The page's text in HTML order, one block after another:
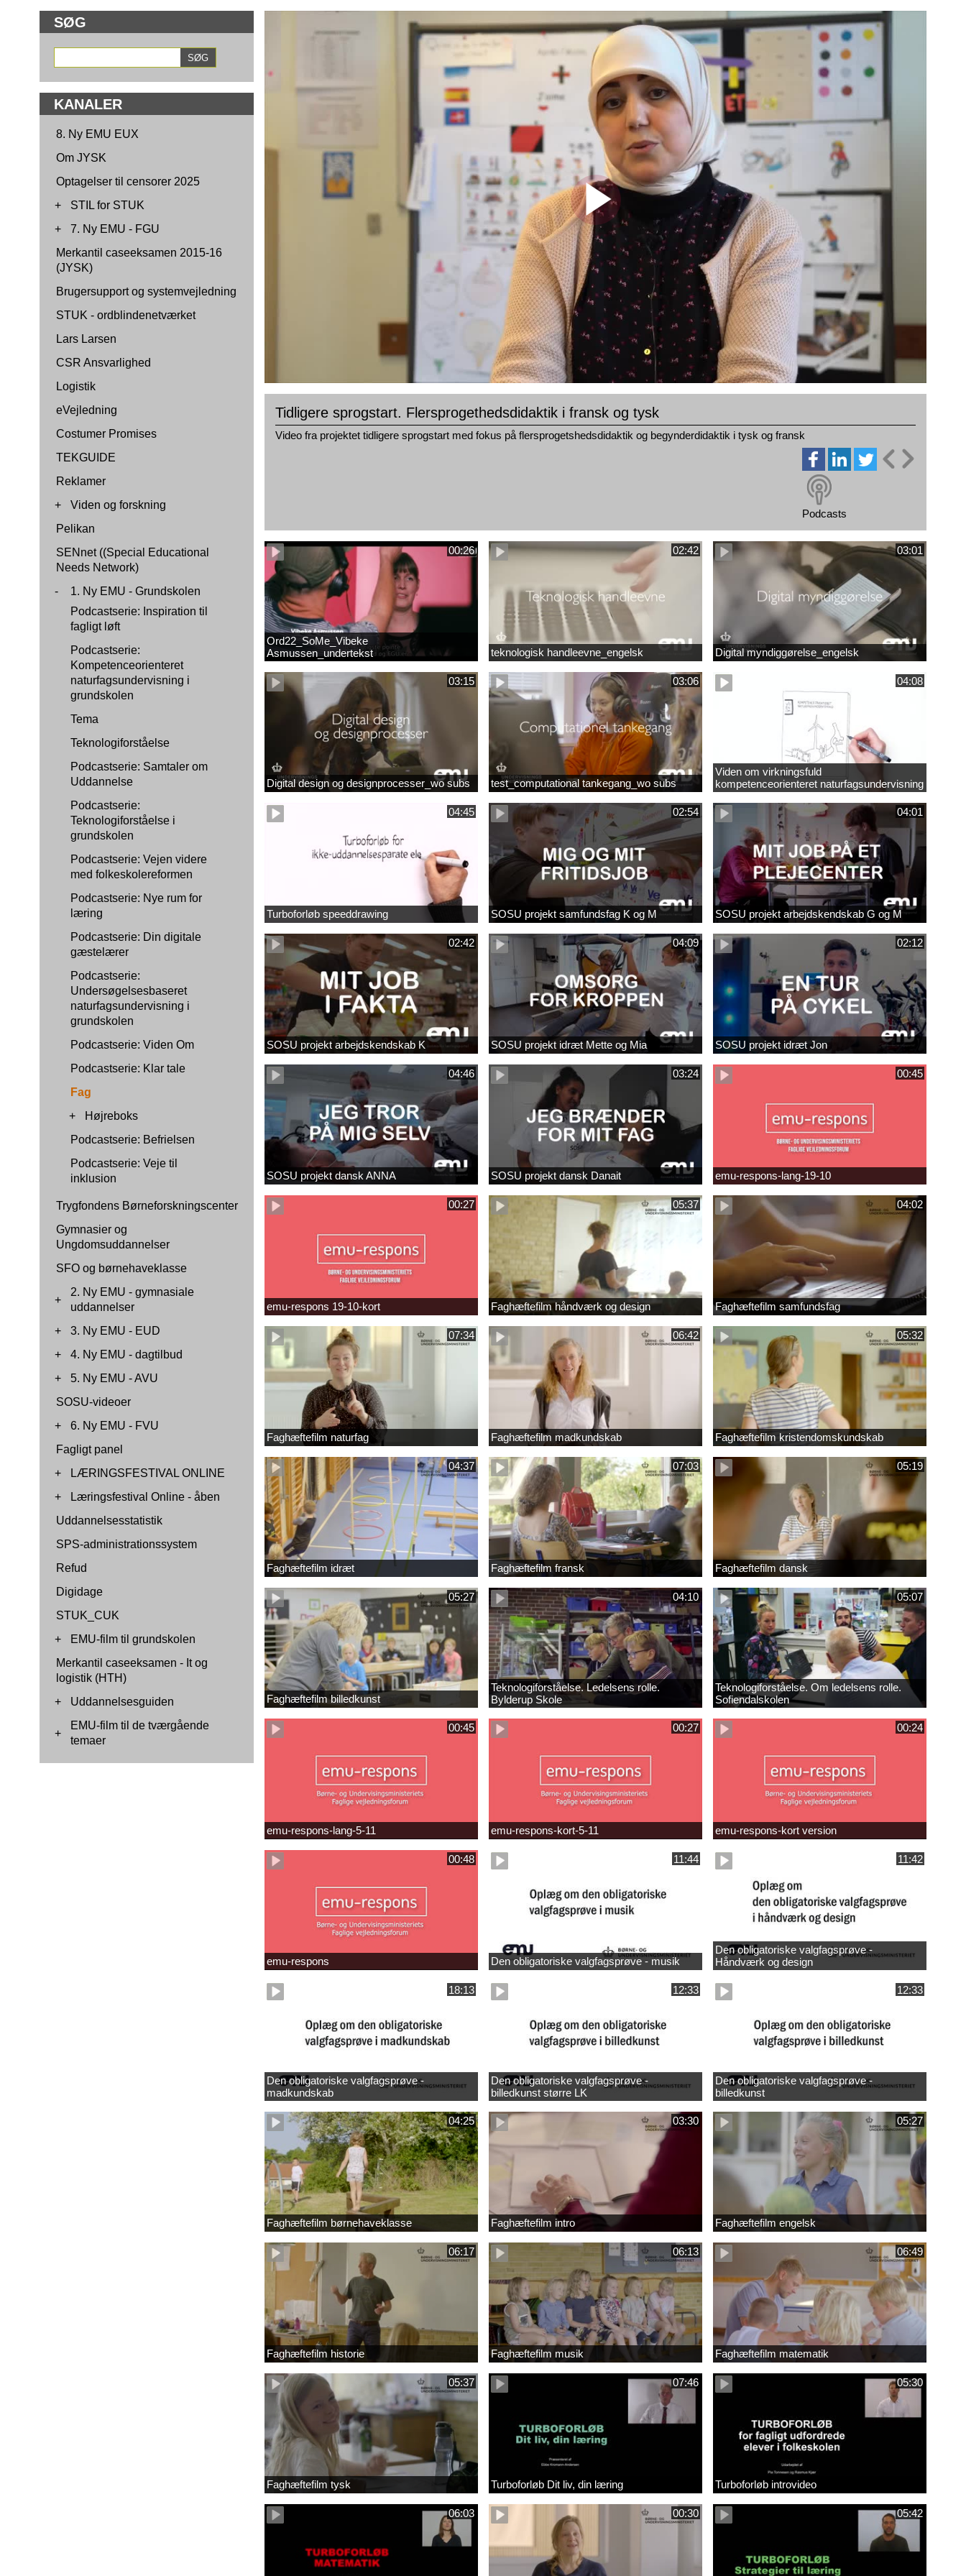
SØG
KANALER
8. Ny EMU EUX
Om JYSK
Optagelser til censorer 2025
+
STIL for STUK
+
7. Ny EMU - FGU
Merkantil caseeksamen 2015-16
(JYSK)
Brugersupport og systemvejledning
STUK - ordblindenetværket
Lars Larsen
CSR Ansvarlighed
Logistik
eVejledning
Costumer Promises
TEKGUIDE
Reklamer
+
Viden og forskning
Pelikan
SENnet ((Special Educational
Needs Network)
-
1. Ny EMU - Grundskolen
Podcastserie: Inspiration til
fagligt løft
Podcastserie:
Kompetenceorienteret
naturfagsundervisning i
grundskolen
Tema
Teknologiforståelse
Podcastserie: Samtaler om
Uddannelse
Podcastserie:
Teknologiforståelse i
grundskolen
Podcastserie: Vejen videre
med folkeskolereformen
Podcastserie: Nye rum for
læring
Podcastserie: Din digitale
gæstelærer
Podcastserie:
Undersøgelsesbaseret
naturfagsundervisning i
grundskolen
Podcastserie: Viden Om
Podcastserie: Klar tale
Fag
+
Højreboks
Podcastserie: Befrielsen
Podcastserie: Veje til
inklusion
Trygfondens Børneforskningscenter
Gymnasier og
Ungdomsuddannelser
SFO og børnehaveklasse
+
2. Ny EMU - gymnasiale
uddannelser
+
3. Ny EMU - EUD
+
4. Ny EMU - dagtilbud
+
5. Ny EMU - AVU
SOSU-videoer
+
6. Ny EMU - FVU
Fagligt panel
+
LÆRINGSFESTIVAL ONLINE
+
Læringsfestival Online - åben
Uddannelsesstatistik
SPS-administrationssystem
Refud
Digidage
STUK_CUK
+
EMU-film til grundskolen
Merkantil caseeksamen - It og
logistik (HTH)
+
Uddannelsesguiden
+
EMU-film til de tværgående
temaer
Tidligere sprogstart. Flersprogethedsdidaktik i fransk og tysk
Video fra projektet tidligere sprogstart med fokus på flersprogetshedsdidaktik og begynderdidaktik i tysk og fransk
Podcasts
00:26
Ord22_SoMe_Vibeke
Asmussen_undertekst
02:42
teknologisk handleevne_engelsk
03:01
Digital myndiggørelse_engelsk
03:15
Digital design og designprocesser_wo subs
03:06
test_computational tankegang_wo subs
04:08
Viden om virkningsfuld
kompetenceorienteret naturfagsundervisning
04:45
Turboforløb speeddrawing
02:54
SOSU projekt samfundsfag K og M
04:01
SOSU projekt arbejdskendskab G og M
02:42
SOSU projekt arbejdskendskab K
04:09
SOSU projekt idræt Mette og Mia
02:12
SOSU projekt idræt Jon
04:46
SOSU projekt dansk ANNA
03:24
SOSU projekt dansk Danait
00:45
emu-respons-lang-19-10
00:27
emu-respons 19-10-kort
05:37
Faghæftefilm håndværk og design
04:02
Faghæftefilm samfundsfag
07:34
Faghæftefilm naturfag
06:42
Faghæftefilm madkundskab
05:32
Faghæftefilm kristendomskundskab
04:37
Faghæftefilm idræt
07:03
Faghæftefilm fransk
05:19
Faghæftefilm dansk
05:27
Faghæftefilm billedkunst
04:10
Teknologiforståelse. Ledelsens rolle.
Bylderup Skole
05:07
Teknologiforståelse. Om ledelsens rolle.
Sofiendalskolen
00:45
emu-respons-lang-5-11
00:27
emu-respons-kort-5-11
00:24
emu-respons-kort version
00:48
emu-respons
11:44
Den obligatoriske valgfagsprøve - musik
11:42
Den obligatoriske valgfagsprøve -
Håndværk og design
18:13
Den obligatoriske valgfagsprøve -
madkundskab
12:33
Den obligatoriske valgfagsprøve -
billedkunst større LK
12:33
Den obligatoriske valgfagsprøve -
billedkunst
04:25
Faghæftefilm børnehaveklasse
03:30
Faghæftefilm intro
05:27
Faghæftefilm engelsk
06:17
Faghæftefilm historie
06:13
Faghæftefilm musik
06:49
Faghæftefilm matematik
05:37
Faghæftefilm tysk
07:46
Turboforløb Dit liv, din læring
05:30
Turboforløb introvideo
06:03 00:30 05:42